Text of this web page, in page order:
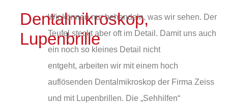
Dentalmikroskop,
Lupenbrille
Wir können nur behandeln, was wir sehen. Der
Teufel steckt aber oft im Detail. Damit uns auch
ein noch so kleines Detail nicht
entgeht, arbeiten wir mit einem hoch
auflösenden Dentalmikroskop der Firma Zeiss
und mit Lupenbrillen. Die „Sehhilfen“